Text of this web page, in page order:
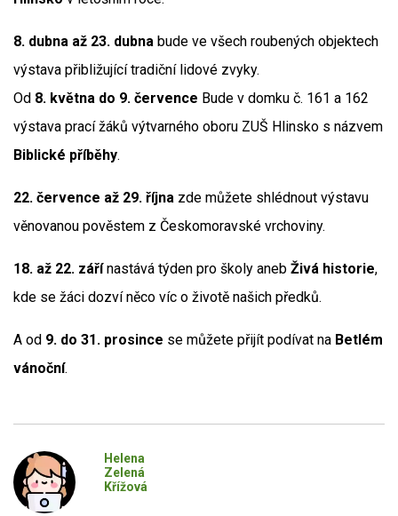
8. dubna až 23. dubna bude ve všech roubených objektech
výstava přibližující tradiční lidové zvyky.
Od 8. května do 9. července Bude v domku č. 161 a 162
výstava prací žáků výtvarného oboru ZUŠ Hlinsko s názvem
Biblické příběhy.
22. července až 29. října zde můžete shlédnout výstavu
věnovanou pověstem z Českomoravské vrchoviny.
18. až 22. zářínastává týden pro školy aneb Živá historie,
kde se žáci dozví něco víc o životě našich předků.
A od 9. do 31. prosince se můžete přijít podívat na Betlém
vánoční.
Helena
Zelená
Křížová